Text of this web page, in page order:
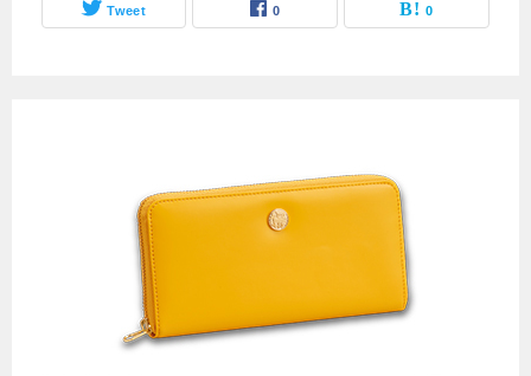
Tweet 0 0